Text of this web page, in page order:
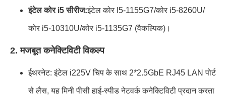
इंटेल कोर i5 सीरीज:इंटेल कोर I5-1155G7/कोर i5-8260U/
कोर i5-10310U/कोर i5-1135G7 (वैकल्पिक)।
2. मजबूत कनेक्टिविटी विकल्प
ईथरनेट: इंटेल i225V चिप के साथ 2*2.5GbE RJ45 LAN पोर्ट
से लैस, यह मिनी पीसी हाई-स्पीड नेटवर्क कनेक्टिविटी प्रदान करता